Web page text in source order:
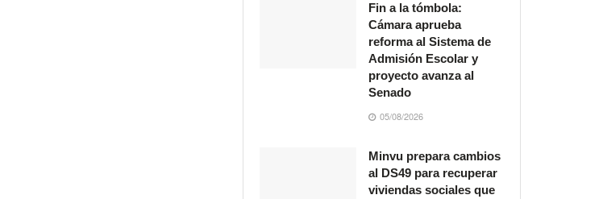
Fin a la tómbola:
Cámara aprueba
reforma al Sistema de
Admisión Escolar y
proyecto avanza al
Senado
05/08/2026
Minvu prepara cambios
al DS49 para recuperar
viviendas sociales que